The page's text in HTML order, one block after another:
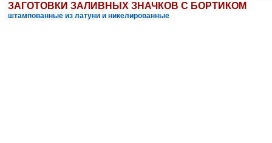
ЗАГОТОВКИ ЗАЛИВНЫХ ЗНАЧКОВ С БОРТИКОМ
штампованные из латуни и никелированные